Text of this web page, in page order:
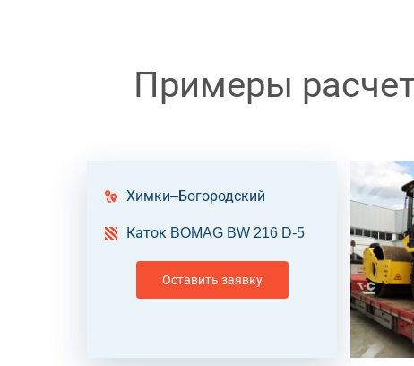
Примеры
Химки–Богородский
Каток BOMAG BW 216 D-5
Оставить заявку